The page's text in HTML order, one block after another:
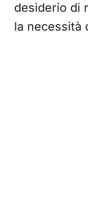
desiderio di
la necessità